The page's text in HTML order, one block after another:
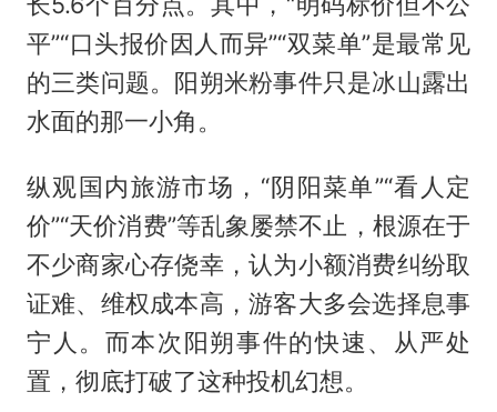
平”“口头报价因人而异”“双菜单”是最常见
的三类问题。阳朔米粉事件只是冰山露出
水面的那一小角。
纵观国内旅游市场，“阴阳菜单”“看人定
价”“天价消费”等乱象屡禁不止，根源在于
不少商家心存侥幸，认为小额消费纠纷取
证难、维权成本高，游客大多会选择息事
宁人。而本次阳朔事件的快速、从严处
置，彻底打破了这种投机幻想。